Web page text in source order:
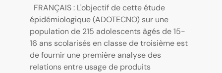
FRANÇAIS : L'objectif de cette étude
épidémiologique (ADOTECNO) sur une
population de 215 adolescents âgés de 15-
16 ans scolarisés en classe de troisième est
de fournir une première analyse des
relations entre usage de produits